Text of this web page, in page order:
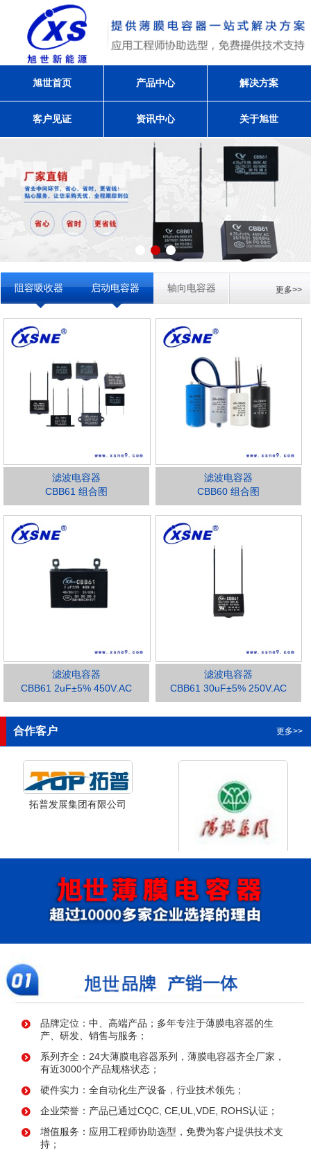
旭世首页 产品中心 解决方案
客户见证 资讯中心 关于旭世
阻容吸收器 启动电容器 轴向电容器 更多>>
滤波电容器
CBB61 组合图
滤波电容器
CBB60 组合图
滤波电容器
CBB61 2uF±5% 450V.AC
滤波电容器
CBB61 30uF±5% 250V.AC
合作客户 更多>>
拓普发展集团有限公司
山西省阳泉市阳泉煤业集团
品牌定位：中、高端产品；多年专注于薄膜电容器的生
产、研发、销售与服务；
系列齐全：24大薄膜电容器系列，薄膜电容器齐全厂家，
有近3000个产品规格状态；
硬件实力：全自动化生产设备，行业技术领先；
企业荣誉：产品已通过CQC, CE,UL,VDE, ROHS认证；
增值服务：应用工程师协助选型，免费为客户提供技术支
持；